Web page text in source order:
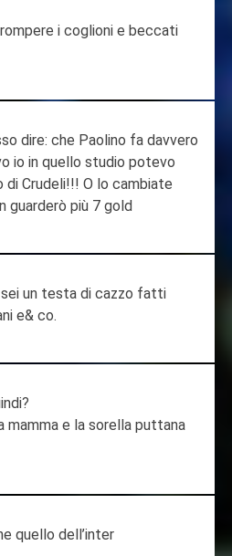
i coglioni e beccati
dire: che Paolino fa davvero
io in quello studio potevo
di Crudeli!!! O lo cambiate
guarderò più 7 gold
sei un testa di cazzo fatti
e& co.
mamma e la sorella puttana
quello dell’inter